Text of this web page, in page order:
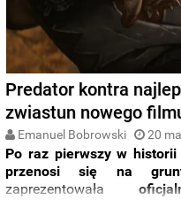
Predator kontra
zwiastun nowego
Emanuel Bobrowski 20
Po raz pierwszywhistorii
przenosisię na
zaprezentowała